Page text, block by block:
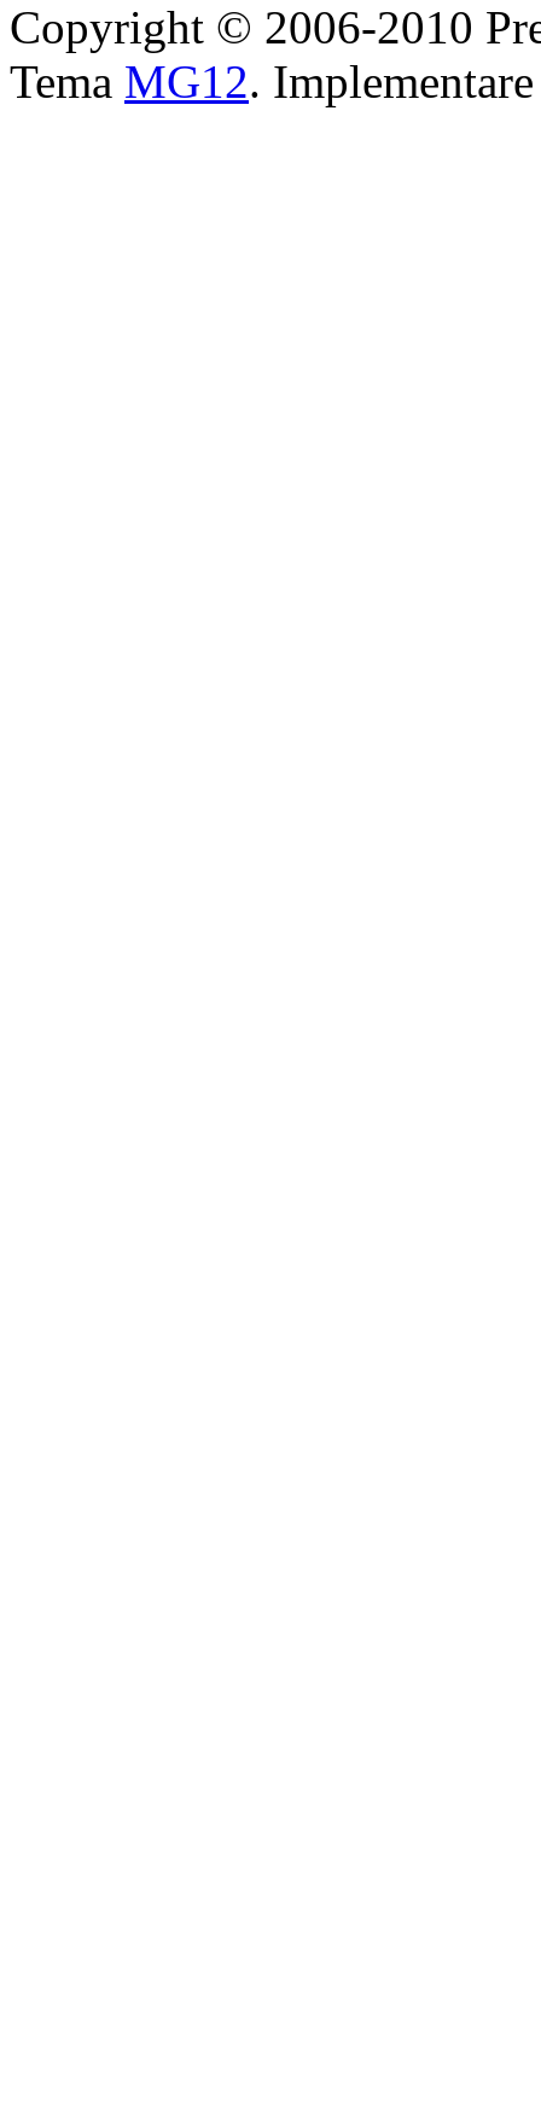
Copyright © 2006-2010
Tema MG12.